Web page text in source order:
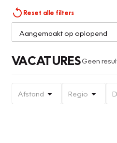
Reset alle filters
VACATURESGeen
Afstand Regio